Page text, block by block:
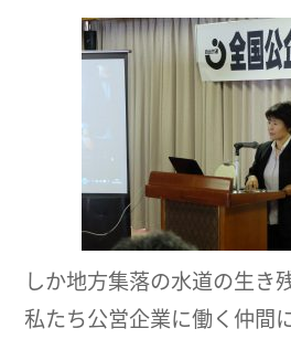
しか地方集落の水道の生き
私たち公営企業に働く仲間